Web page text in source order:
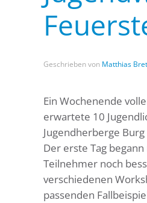
Geschrieben von Matthias
Ein Wochenende
erwartete 10
Jugendherberge
Der erste Tag
Teilnehmer noch
verschiedenen
passenden